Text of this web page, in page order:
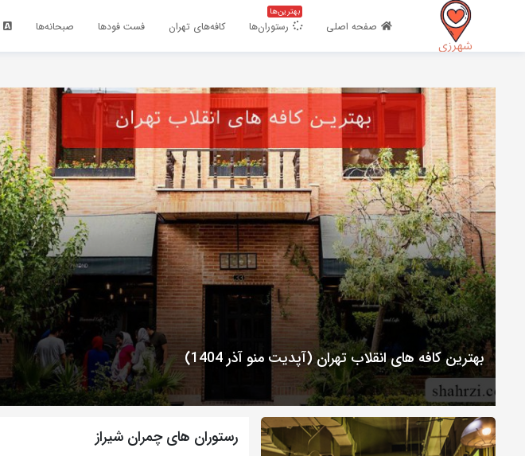
اشتراک گذاری
اشتراک بگذارید.
کپی لینک
صفحه اصلی رستوران‌ها
بهترین‌ها
کافه‌های تهران فست فود‌ها صبحانه‌ها
بهترین کافه های انقلاب تهران (آپدیت منو آذر 1404)
رستوران های چمران شیراز